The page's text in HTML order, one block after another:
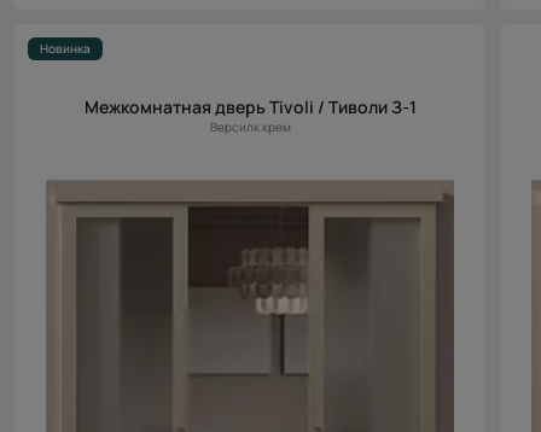
Новинка
Межкомнатная дверь Tivoli / Тиволи З-1
Версилк крем